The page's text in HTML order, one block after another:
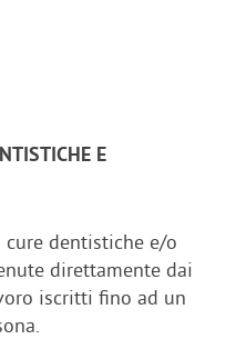
E
dentistiche e/o
direttamente dai
iscritti fino ad un